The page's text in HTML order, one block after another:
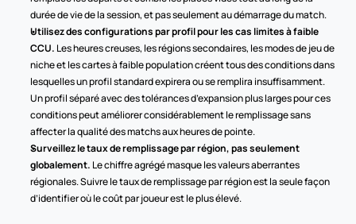
durée de vie de la session, et pas seulement au démarrage du match.
Utilisez des configurations par profil pour les cas limites à faible
CCU. Les heures creuses, les régions secondaires, les modes de jeu de
niche et les cartes à faible population créent tous des conditions dans
lesquelles un profil standard expirera ou se remplira insuffisamment.
Un profil séparé avec des tolérances d’expansion plus larges pour ces
conditions peut améliorer considérablement le remplissage sans
affecter la qualité des matchs aux heures de pointe.
Surveillez le taux de remplissage par région, pas seulement
globalement. Le chiffre agrégé masque les valeurs aberrantes
régionales. Suivre le taux de remplissage par région est la seule façon
d’identifier où le coût par joueur est le plus élevé.